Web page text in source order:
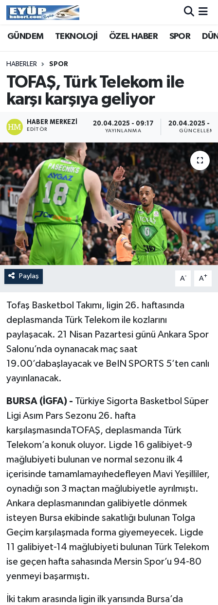
GÜNDEM TEKNOLOJİ ÖZEL HABER SPOR
HABERLER SPOR
TOFAŞ, Türk Telekom ile
karşı karşıya geliyor
HABER MERKEZI
EDITÖR
20.04.2025 - 09:17
YAYINLANMA
20.04.2025 -
GÜNCELLEME
Paylaş A- A+
Tofaş Basketbol Takımı, ligin 26. haftasında
deplasmanda Türk Telekom ile kozlarını
paylaşacak. 21 Nisan Pazartesi günü Ankara Spor
Salonu’nda oynanacak maç saat
19.00’dabaşlayacak ve BeIN SPORTS 5’ten canlı
yayınlanacak.
BURSA (İGFA) - Türkiye Sigorta Basketbol Süper
Ligi Asım Pars Sezonu 26. hafta
karşılaşmasındaTOFAŞ, deplasmanda Türk
Telekom’a konuk oluyor. Ligde 16 galibiyet-9
mağlubiyeti bulunan ve normal sezonu ilk 4
içerisinde tamamlamayıhedefleyen Mavi Yeşilliler,
oynadığı son 3 maçtan mağlubiyetle ayrılmıştı.
Ankara deplasmanından galibiyetle dönmek
isteyen Bursa ekibinde sakatlığı bulunan Tolga
Geçim karşılaşmada forma giyemeyecek. Ligde
11 galibiyet-14 mağlubiyeti bulunan Türk Telekom
ise geçen hafta sahasında Mersin Spor’u 94-80
yenmeyi başarmıştı.
İki takım arasında ligin ilk yarısında Bursa’da